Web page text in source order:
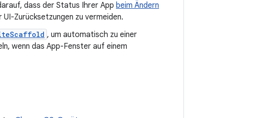
dass der Status Ihrer App beim Ändern
Zurücksetzungen zu vermeiden.
, um automatisch zu einer
wenn das App-Fenster auf einem